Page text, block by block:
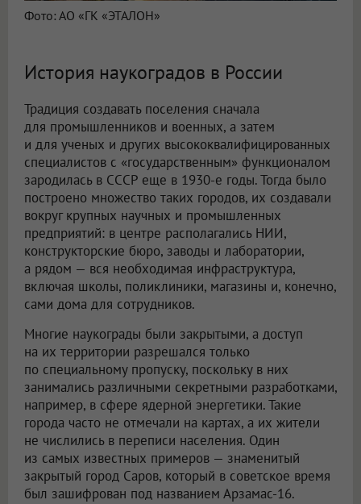
Фото: АО «ГК «ЭТАЛОН»
История наукоградов в России
Традиция создавать поселения сначала
для промышленников и военных, а затем
и для ученых и других высококвалифицированных
специалистов с «государственным» функционалом
зародилась в СССР еще в 1930-е годы. Тогда было
построено множество таких городов, их создавали
вокруг крупных научных и промышленных
предприятий: в центре располагались НИИ,
конструкторские бюро, заводы и лаборатории,
а рядом — вся необходимая инфраструктура,
включая школы, поликлиники, магазины и, конечно,
сами дома для сотрудников.
Многие наукограды были закрытыми, а доступ
на их территории разрешался только
по специальному пропуску, поскольку в них
занимались различными секретными разработками,
например, в сфере ядерной энергетики. Такие
города часто не отмечали на картах, а их жители
не числились в переписи населения. Один
из самых известных примеров — знаменитый
закрытый город Саров, который в советское время
был зашифрован под названием Арзамас-16.